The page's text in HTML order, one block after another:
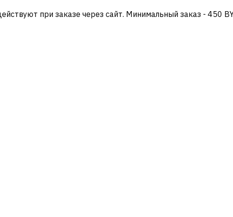
при заказе через сайт. Минимальный заказ - 450